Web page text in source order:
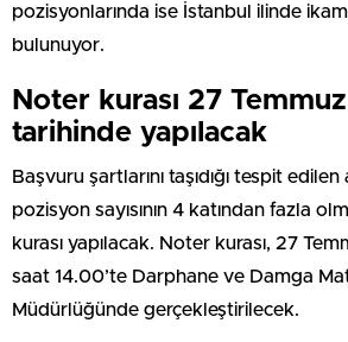
pozisyonlarında ise İstanbul ilinde
bulunuyor.
Noter kurası 27
tarihinde yapılacak
Başvuru şartlarını taşıdığı tespit edilen
pozisyon sayısının 4 katından fazla
kurası yapılacak. Noter kurası, 27
saat 14.00’te Darphane ve Damga
Müdürlüğünde gerçekleştirilecek.